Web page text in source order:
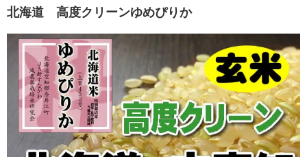
北海道 高度クリーンゆめぴりか